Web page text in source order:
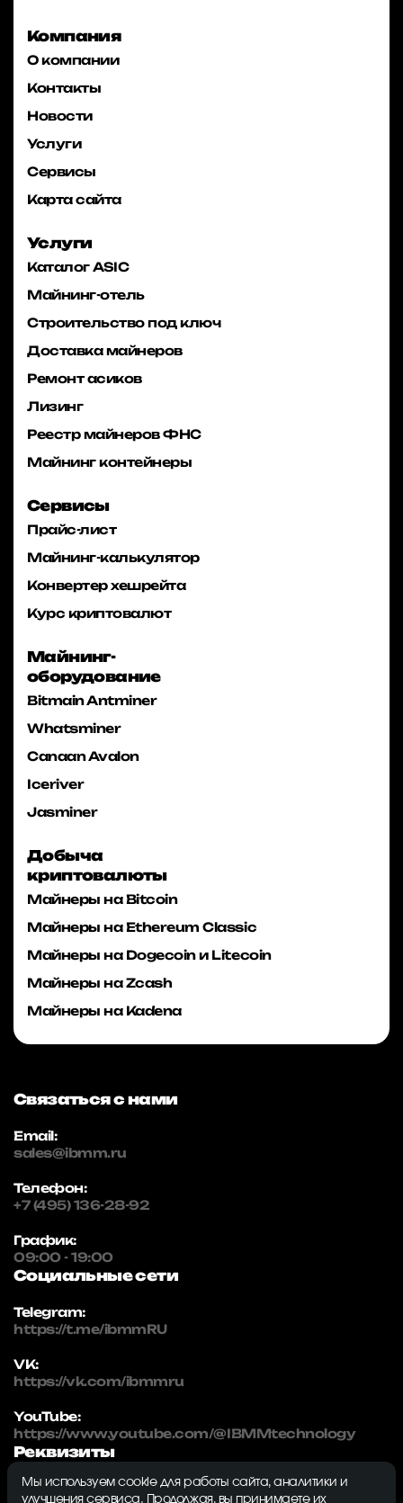
Компания
О компании
Контакты
Новости
Услуги
Сервисы
Карта сайта
Услуги
Каталог ASIC
Майнинг-отель
Строительство под ключ
Доставка майнеров
Ремонт асиков
Лизинг
Реестр майнеров ФНС
Майнинг контейнеры
Сервисы
Прайс-лист
Майнинг-калькулятор
Конвертер хешрейта
Курс криптовалют
Майнинг-
оборудование
Bitmain Antminer
Whatsminer
Canaan Avalon
Iceriver
Jasminer
Добыча
криптовалюты
Майнеры на Bitcoin
Майнеры на Ethereum Classic
Майнеры на Dogecoin и Litecoin
Майнеры на Zcash
Майнеры на Kadena
Связаться с нами
Email:
sales@ibmm.ru
Телефон:
+7 (495) 136-28-92
График:
09:00 - 19:00
Социальные сети
Telegram:
https://t.me/ibmmRU
VK:
https://vk.com/ibmmru
YouTube:
https://www.youtube.com/@IBMMtechnology
Реквизиты
IBMM | technology
Мы используем cookie для работы сайта, аналитики и
улучшения сервиса. Продолжая, вы принимаете их